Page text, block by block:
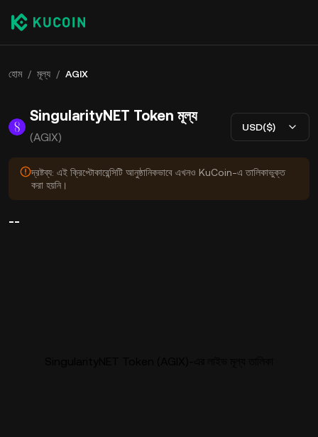
হোম / মূল্য / AGIX
SingularityNET Token মূল্য
(AGIX)
USD($)
দ্রষ্টব্য: এই ক্রিপ্টোকারেন্সিটি আনুষ্ঠানিকভাবে এখনও KuCoin-এ তালিকাভুক্ত
করা হয়নি।
--